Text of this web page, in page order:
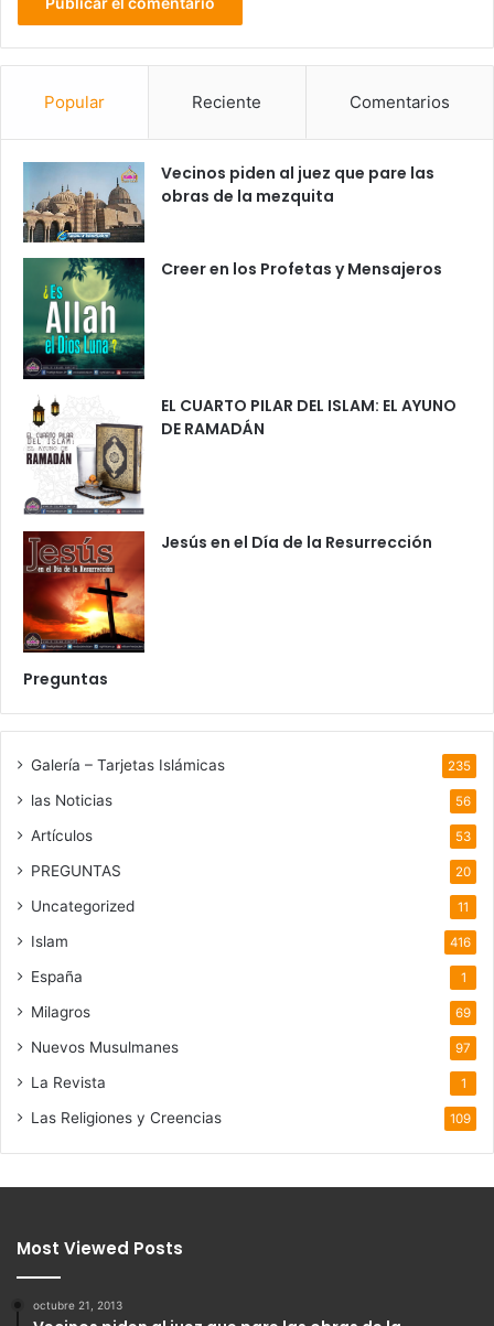
Popular Reciente Comentarios
Vecinos piden al juez que pare las
obras de la mezquita
Creer en los Profetas y Mensajeros
EL CUARTO PILAR DEL ISLAM: EL AYUNO
DE RAMADÁN
Jesús en el Día de la Resurrección
Preguntas
Galería – Tarjetas Islámicas 235
las Noticias 56
Artículos 53
PREGUNTAS 20
Uncategorized 11
Islam 416
España 1
Milagros 69
Nuevos Musulmanes 97
La Revista 1
Las Religiones y Creencias 109
Most Viewed Posts
octubre 21, 2013